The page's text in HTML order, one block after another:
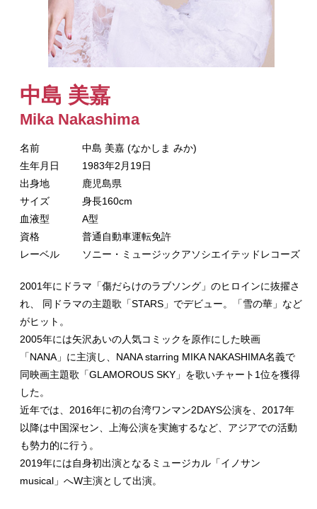
中島 美嘉
Mika Nakashima
名前
中島 美嘉 (なかしま みか)
生年月日
1983年2月19日
出身地
鹿児島県
サイズ
身長160cm
血液型
A型
資格
普通自動車運転免許
レーベル
ソニー・ミュージックアソシエイテッドレコーズ
2001年にドラマ「傷だらけのラブソング」のヒロインに抜擢さ
れ、 同ドラマの主題歌「STARS」でデビュー。「雪の華」など
がヒット。
2005年には矢沢あいの人気コミックを原作にした映画
「NANA」に主演し、NANA starring MIKA NAKASHIMA名義で
同映画主題歌「GLAMOROUS SKY」を歌いチャート1位を獲得
した。
近年では、2016年に初の台湾ワンマン2DAYS公演を、2017年
以降は中国深セン、上海公演を実施するなど、アジアでの活動
も勢力的に行う。
2019年には自身初出演となるミュージカル「イノサン
musical」へW主演として出演。